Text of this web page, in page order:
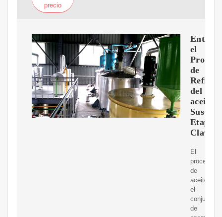
precio
el
Proceso
de
del
aceitey
Sus
Etapas
Clave
El
de
aceitees
el
conjunto
de